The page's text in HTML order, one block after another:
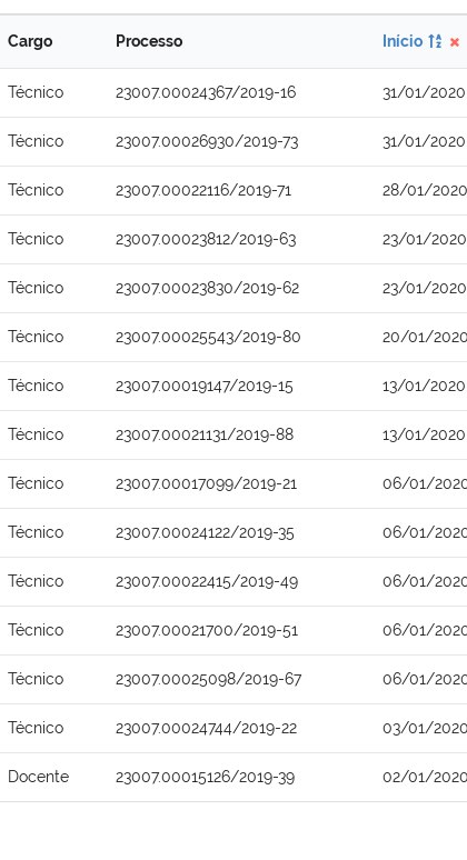
Cargo Processo Início
Técnico 23007.00024367/2019-16 31/01/2020
Técnico 23007.00026930/2019-73 31/01/2020
Técnico 23007.00022116/2019-71 28/01/2020
Técnico 23007.00023812/2019-63 23/01/2020
Técnico 23007.00023830/2019-62 23/01/2020
Técnico 23007.00025543/2019-80 20/01/2020
Técnico 23007.00019147/2019-15 13/01/2020
Técnico 23007.00021131/2019-88 13/01/2020
Técnico 23007.00017099/2019-21 06/01/
Técnico 23007.00024122/2019-35 06/01/
Técnico 23007.00022415/2019-49 06/01/
Técnico 23007.00021700/2019-51 06/01/
Técnico 23007.00025098/2019-67 06/01/
Técnico 23007.00024744/2019-22 03/01/2020
Docente 23007.00015126/2019-39 02/01/2020